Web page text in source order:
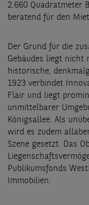
2.660 Quadratmeter
beratend für den
Der Grund für die
Gebäudes liegt nicht
historische,
1923 verbindet
Flair und liegt
unmittelbarer
Königsallee. Als
wird es zudem
Szene gesetzt. Das
Publikumsfonds
Immobilien.